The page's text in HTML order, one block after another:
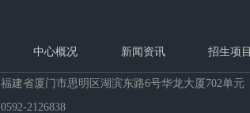
中心概况 新闻资讯 招生项目
福建省厦门市思明区湖滨东路6号华龙大厦702单元
0592-2126838